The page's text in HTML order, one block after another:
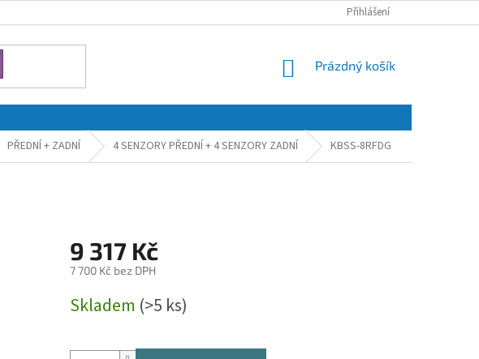
Přihlášení
NÁKUPNÍ
Prázdný košík
PŘEDNÍ + ZADNÍ 4 SENZORY PŘEDNÍ + 4 SENZORY ZADNÍ KBSS-8RFDG
9 317 Kč
7 700 Kč bez DPH
cena:
Skladem (>5 ks)